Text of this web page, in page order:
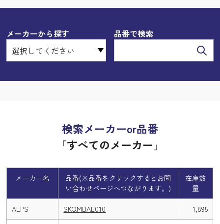
メーカーから探す 品番で検索
検索メーカーor品番
「すべてのメーカー」
メーカー名
品番(※品番をクリックするとお問
い合わせページへつながります。)
在庫数
量
ALPS SKQMBAE010 1,895